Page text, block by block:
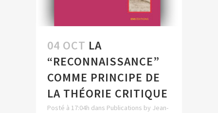
04 OCT LA
“RECONNAISSANCE”
COMME PRINCIPE DE
LA THÉORIE CRITIQUE
Posté à 17:04h dans Publications by Jean-